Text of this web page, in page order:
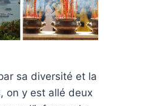
sa diversité et la
on y est allé deux